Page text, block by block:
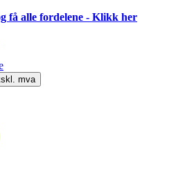
få alle fordelene - Klikk her
mva